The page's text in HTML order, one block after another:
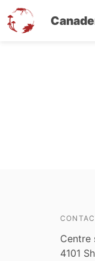
Centre
4101